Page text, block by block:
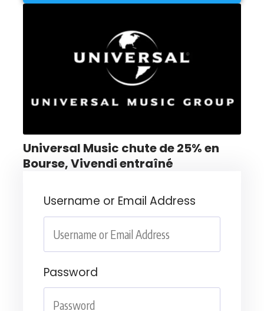
Universal Music chute de 25% en
Bourse, Vivendi entraîné
Username or Email Address
Password